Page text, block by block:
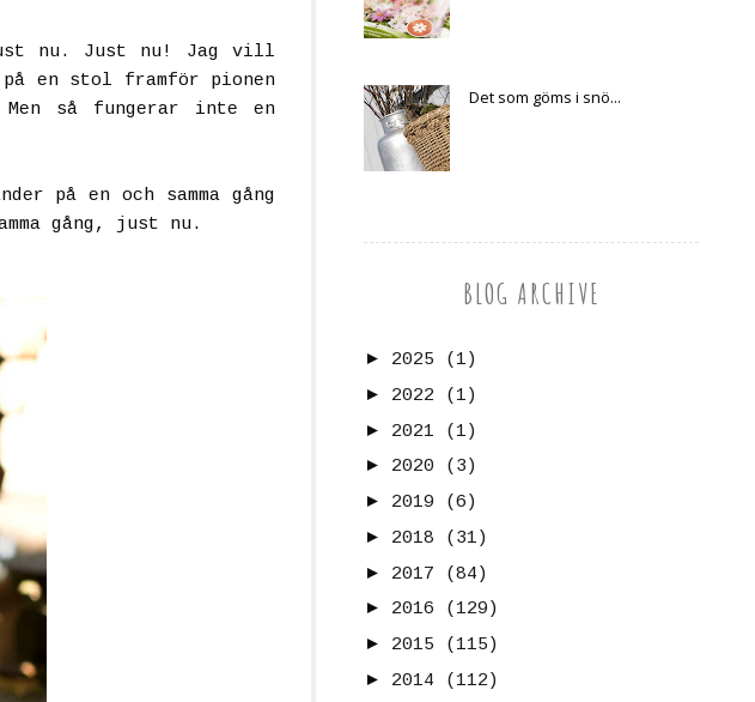
just nu. Just nu! Jag vill
en stol framför pionen
så fungerar inte en
på en och samma gång
gång, just nu.
Det som göms i snö...
BLOG ARCHIVE
► 2025
(1)
► 2022
(1)
► 2021
(1)
► 2020
(3)
► 2019
(6)
► 2018
(31)
► 2017
(84)
► 2016
(129)
► 2015
(115)
► 2014
(112)